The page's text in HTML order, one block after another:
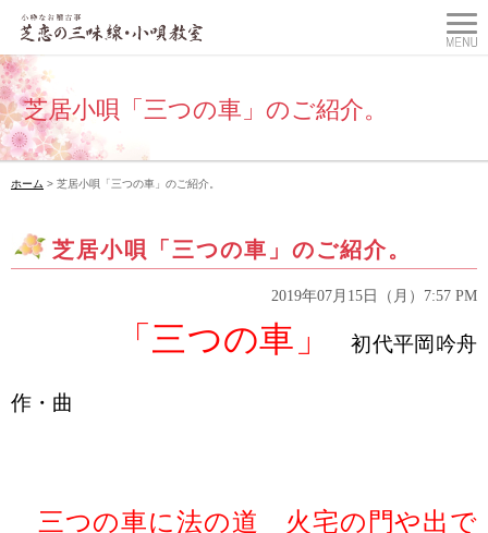
芝居小唄「三つの車」のご紹介。
ホーム > 芝居小唄「三つの車」のご紹介。
芝居小唄「三つの車」のご紹介。
2019年07月15日（月）7:57 PM
「三つの車」 初代平岡吟舟
作・曲
三つの車に法の道 火宅の門や出で